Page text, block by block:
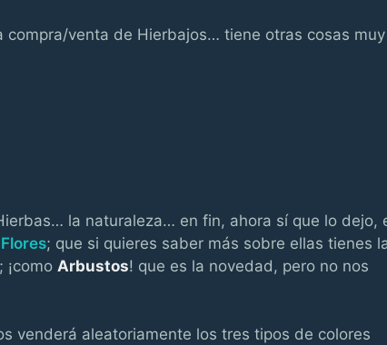
compra/venta de Hierbajos… tiene otras cosas muy
la naturaleza… en fin, ahora sí que lo dejo,
Flores; que si quieres saber más sobre ellas tienes
¡como Arbustos! que es la novedad, pero no nos
venderá aleatoriamente los tres tipos de colores